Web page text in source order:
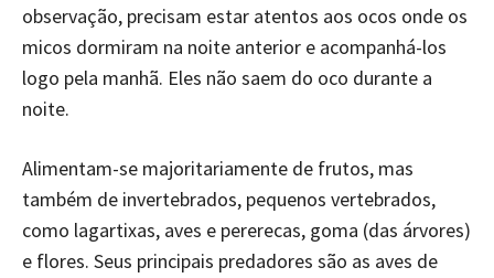
observação, precisam estar atentos aos ocos onde os
micos dormiram na noite anterior e acompanhá-los
logo pela manhã. Eles não saem do oco durante a
noite.
Alimentam-se majoritariamente de frutos, mas
também de invertebrados, pequenos vertebrados,
como lagartixas, aves e pererecas, goma (das árvores)
e flores. Seus principais predadores são as aves de